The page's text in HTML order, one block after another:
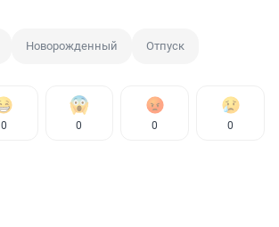
Новорожденный Отпуск
0 0 0 0